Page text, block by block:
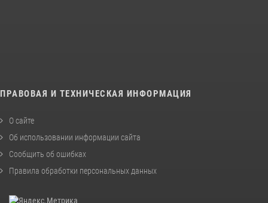
ПРАВОВАЯ И ТЕХНИЧЕСКАЯ ИНФОРМАЦИЯ
О сайте
Об использовании информации сайта
Сообщить об ошибках
Правила обработки персональных данных